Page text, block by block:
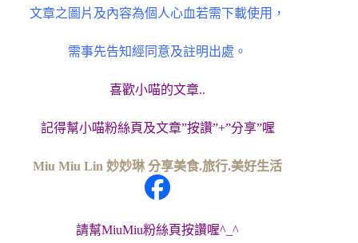
文章之圖片及內容為個人心血若需下載使用，
需事先告知經同意及註明出處。
喜歡小喵的文章..
記得幫小喵粉絲頁及文章”按讚”+”分享”喔
Miu Miu Lin 妙妙琳 分享美食.旅行.美好生活
請幫MiuMiu粉絲頁按讚喔^_^